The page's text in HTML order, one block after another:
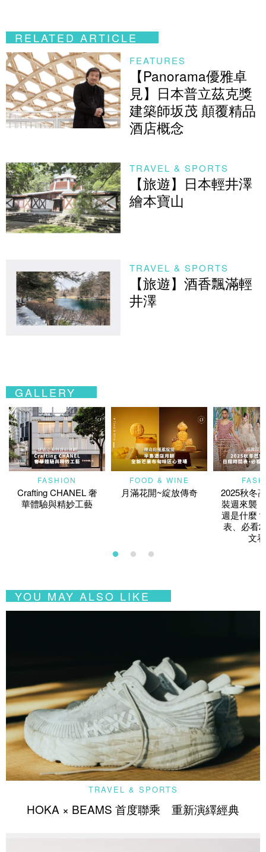
RELATED ARTICLE
FEATURES
【Panorama優雅卓
見】日本普立茲克獎
建築師坂茂 顛覆精品
酒店概念
TRAVEL & SPORTS
【旅遊】日本輕井澤
繪本寶山
TRAVEL & SPORTS
【旅遊】酒香飄滿輕
井澤
GALLERY
FASHION
Crafting CHANEL 奢
華體驗與精妙工藝
FOOD & WINE
月滿花開~綻放傳奇
2025秋冬
裝週來襲
週是什麼
表、必看
文
YOU MAY ALSO LIKE
TRAVEL & SPORTS
HOKA × BEAMS 首度聯乘 重新演繹經典